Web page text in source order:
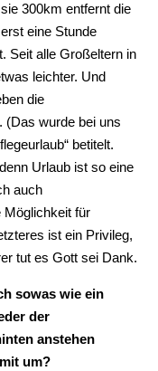
300km entfernt die
eine Stunde
Seit alle Großeltern in
leichter. Und
die
(Das wurde bei uns
betitelt.
Urlaub ist so eine
auch
Möglichkeit für
ist ein Privileg,
tut es Gott sei Dank.
sowas wie ein
der
anstehen
um?